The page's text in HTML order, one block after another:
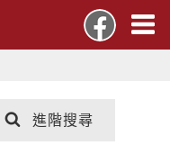
進階搜尋